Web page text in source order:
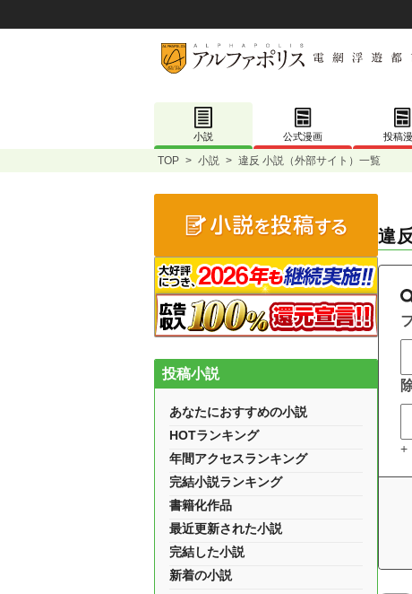
小説 公式漫画 投稿
TOP > 小説 > 違反 小説（外部サイト）一覧
違
+
投稿小説
あなたにおすすめの小説
HOTランキング
年間アクセスランキング
完結小説ランキング
書籍化作品
最近更新された小説
完結した小説
新着の小説